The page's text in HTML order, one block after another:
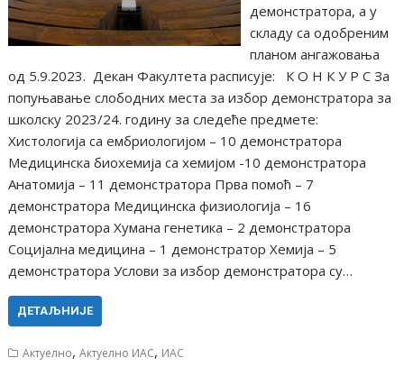
демонстратора, а у
складу са одобреним
планом ангажовања
од 5.9.2023. Декан Факултета расписује: К О Н К У Р С За
попуњавање слободних места за избор демонстратора за
школску 2023/24. годину за следеће предмете:
Хистологија са ембриологијом – 10 демонстратора
Медицинска биохемија са хемијом -10 демонстратора
Анатомија – 11 демонстратора Прва помоћ – 7
демонстратора Медицинска физиологија – 16
демонстратора Хумана генетика – 2 демонстратора
Социјална медицина – 1 демонстратор Хемија – 5
демонстратора Услови за избор демонстратора су…
ДЕТАЉНИЈЕ
Актуелно,Актуелно ИАС, ИАС